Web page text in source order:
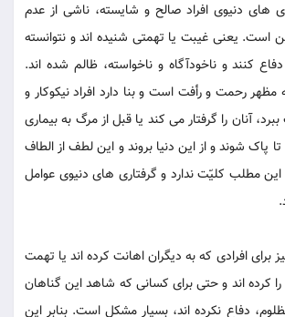
های دنیوی افراد صالح و شایسته، ناشی از عدم
است. یعنی غیبت یا تهمتی شنیده اند و نتوانسته
دفاع کنند و ناخودآگاه و ناخواسته، ظالم شده اند.
مظهر رحمت و رأفت است و بنا دارد افراد نیکوکار و
آنان را گرفتار می کند یا قبل از مرگ به بیماری
پاک شوند و از این دنیا بروند و این لطف از الطاف
مطلب کلیّت ندارد و گرفتاری های دنیوی عوامل
برای افرادی که به دیگران اهانت کرده اند یا تهمت
را کرده اند و حتی برای کسانی که شاهد این گناهان
دفاع نکرده اند، بسیار مشکل است. بنابر این